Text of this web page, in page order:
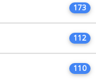
173
112
110